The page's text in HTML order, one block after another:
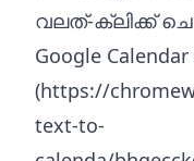
വലത്-ക്ലിക്ക്
Google
(https://
text-to-